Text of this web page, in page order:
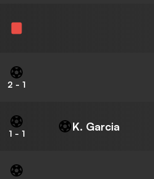
2 - 1
1 - 1
K. Garcia